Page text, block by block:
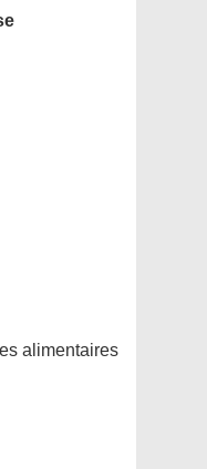
alimentaires